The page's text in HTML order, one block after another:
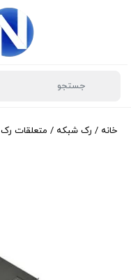
خانه / رک شبکه / متعلقات رک